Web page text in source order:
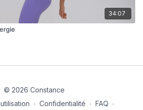
34:07
© 2026 Constance
∙ Confidentialité ∙ FAQ ∙